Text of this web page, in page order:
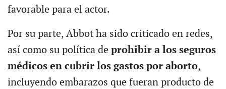
favorable para el actor.
Por su parte, Abbot ha sido criticado en redes,
así como su política de prohibir a los seguros
médicos en cubrir los gastos por aborto,
incluyendo embarazos que fueran producto de